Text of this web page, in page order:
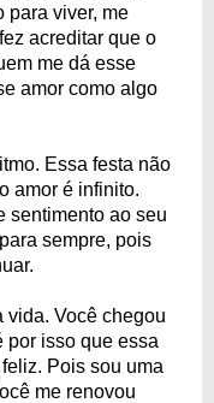
para viver, me
acreditar que o
me dá esse
amor como algo
Essa festa não
amor é infinito.
sentimento ao seu
sempre, pois
vida. Você chegou
por isso que essa
Pois sou uma
me renovou